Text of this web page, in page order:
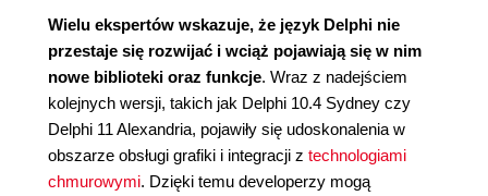
Wielu ekspertów wskazuje, że język Delphi nie
przestaje się rozwijać i wciąż pojawiają się w nim
nowe biblioteki oraz funkcje. Wraz z nadejściem
kolejnych wersji, takich jak Delphi 10.4 Sydney czy
Delphi 11 Alexandria, pojawiły się udoskonalenia w
obszarze obsługi grafiki i integracji z technologiami
chmurowymi. Dzięki temu developerzy mogą